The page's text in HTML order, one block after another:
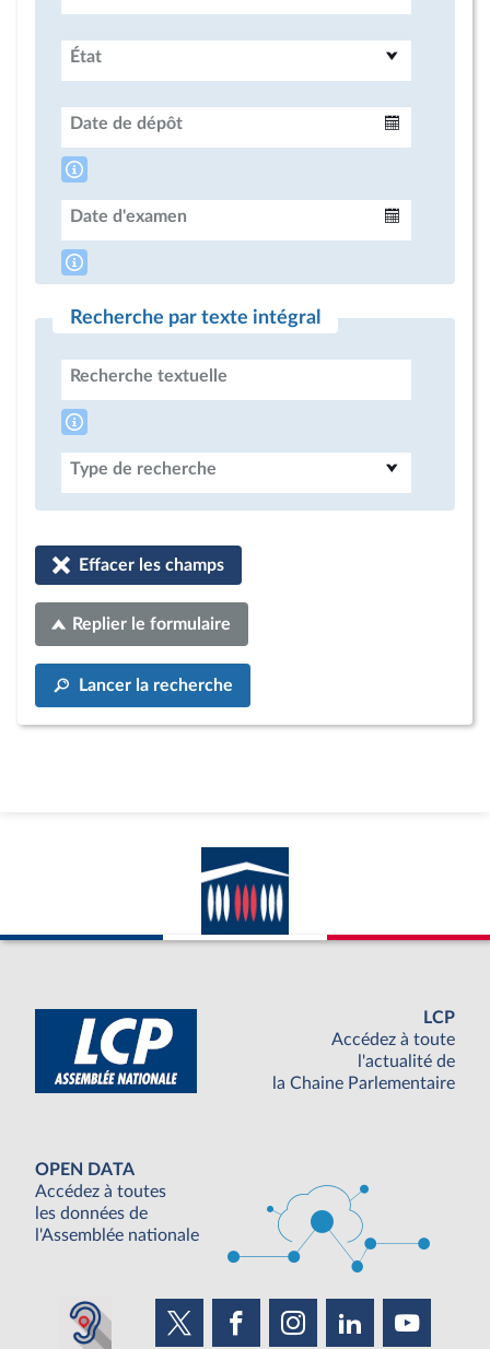
État
Date de dépôt
Date d'examen
Recherche par texte intégral
Recherche textuelle
Type de recherche
Effacer les champs
Replier le formulaire
Lancer la recherche
LCP
Accédez à toute
l'actualité de
la Chaine Parlementaire
OPEN DATA
Accédez à toutes
les données de
l'Assemblée nationale